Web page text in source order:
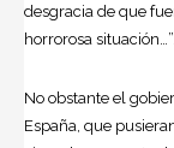
desgracia de que
horrorosa situación…”.
No obstante el
España, que